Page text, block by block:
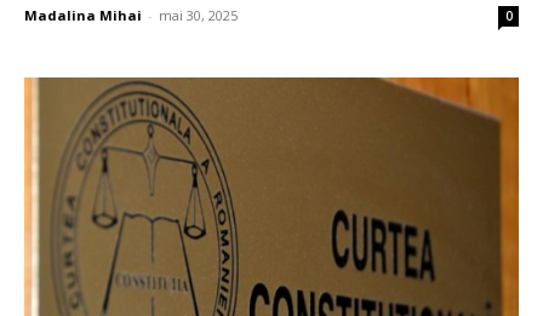
Madalina Mihai - mai 30, 2025 0